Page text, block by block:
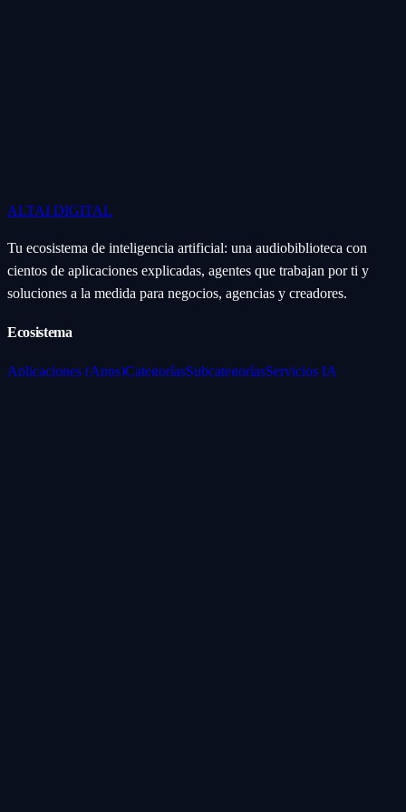
ALTAI DIGITAL
Tu ecosistema de inteligencia artificial: una audiobiblioteca con
cientos de aplicaciones explicadas, agentes que trabajan por ti y
soluciones a la medida para negocios, agencias y creadores.
Ecosistema
Aplicaciones (Apps)CategoríasSubcategoríasServicios IA